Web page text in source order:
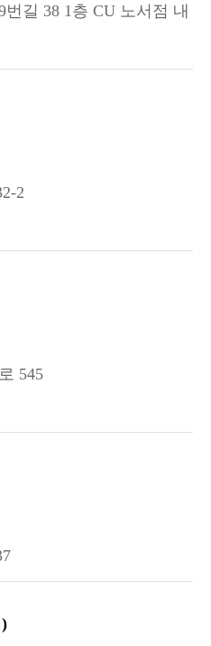
길 38 1층 CU 노서점 내
2
545